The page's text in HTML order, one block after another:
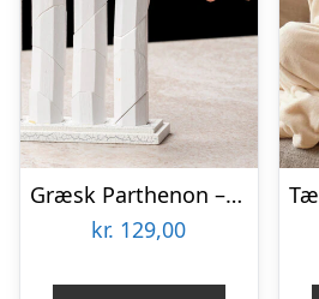
Græsk Parthenon – Træpuslespil
kr. 129,00